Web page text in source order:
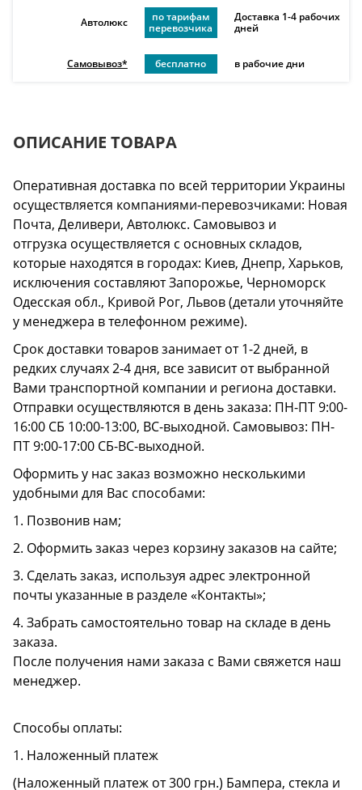
Автолюкс
по тарифам
перевозчика
Доставка 1-4 рабочих
дней
Самовывоз* бесплатно в рабочие дни
ОПИСАНИЕ ТОВАРА
Оперативная доставка по всей территории Украины
осуществляется компаниями-перевозчиками: Новая
Почта, Деливери, Автолюкс. Самовывоз и
отгрузка осуществляется с основных складов,
которые находятся в городах: Киев, Днепр, Харьков,
исключения составляют Запорожье, Черноморск
Одесская обл., Кривой Рог, Львов (детали уточняйте
у менеджера в телефонном режиме).
Срок доставки товаров занимает от 1-2 дней, в
редких случаях 2-4 дня, все зависит от выбранной
Вами транспортной компании и региона доставки.
Отправки осуществляются в день заказа: ПН-ПТ 9:00-
16:00 СБ 10:00-13:00, ВС-выходной. Самовывоз: ПН-
ПТ 9:00-17:00 СБ-ВС-выходной.
Оформить у нас заказ возможно несколькими
удобными для Вас способами:
1. Позвонив нам;
2. Оформить заказ через корзину заказов на сайте;
3. Сделать заказ, используя адрес электронной
почты указанные в разделе «Контакты»;
4. Забрать самостоятельно товар на складе в день
заказа.
После получения нами заказа с Вами свяжется наш
менеджер.
Способы оплаты:
1. Наложенный платеж
(Наложенный платеж от 300 грн.) Бампера, стекла и